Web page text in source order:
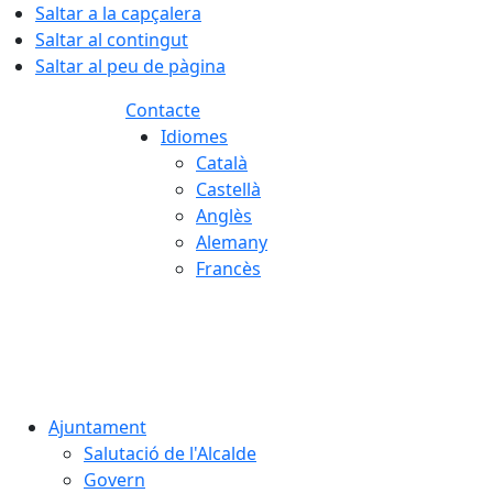
Saltar a la capçalera
Saltar al contingut
Saltar al peu de pàgina
Contacte
Idiomes
Català
Castellà
Anglès
Alemany
Francès
Ajuntament
Salutació de l'Alcalde
Govern